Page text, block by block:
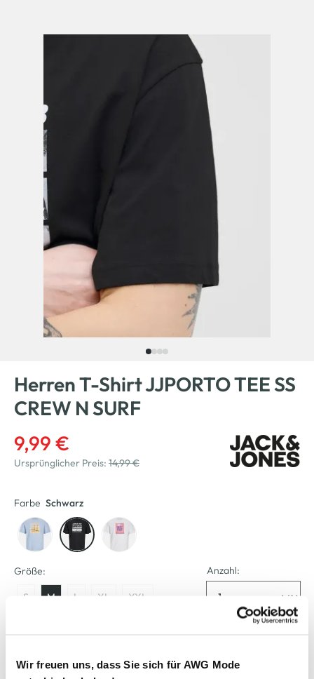
Wir freuen uns, dass Sie sich für AWG Mode
Herren T-Shirt JJPORTO TEE SS
CREW N SURF
9,99 €
Ursprünglicher Preis: 14,99 €
Farbe Schwarz
Größe:
S M L XL XXL
Anzahl: